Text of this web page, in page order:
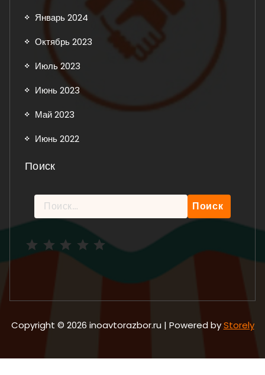
Январь 2024
Октябрь 2023
Июль 2023
Июнь 2023
Май 2023
Июнь 2022
Поиск
Найти:
Copyright © 2026 inoavtorazbor.ru | Powered byStorely